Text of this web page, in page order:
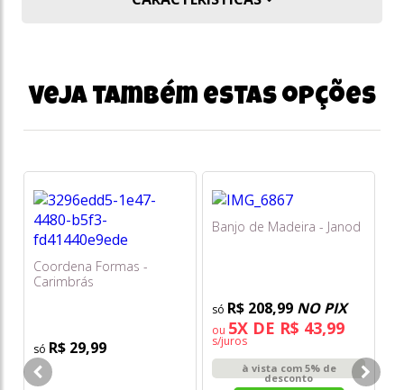
Veja também estas opções
Coordena Formas -
Carimbrás
R$ 29,99
Banjo de Madeira - Janod
R$ 208,99 NO PIX
ou 5X DE R$ 43,99
s/juros
à vista com 5% de
desconto